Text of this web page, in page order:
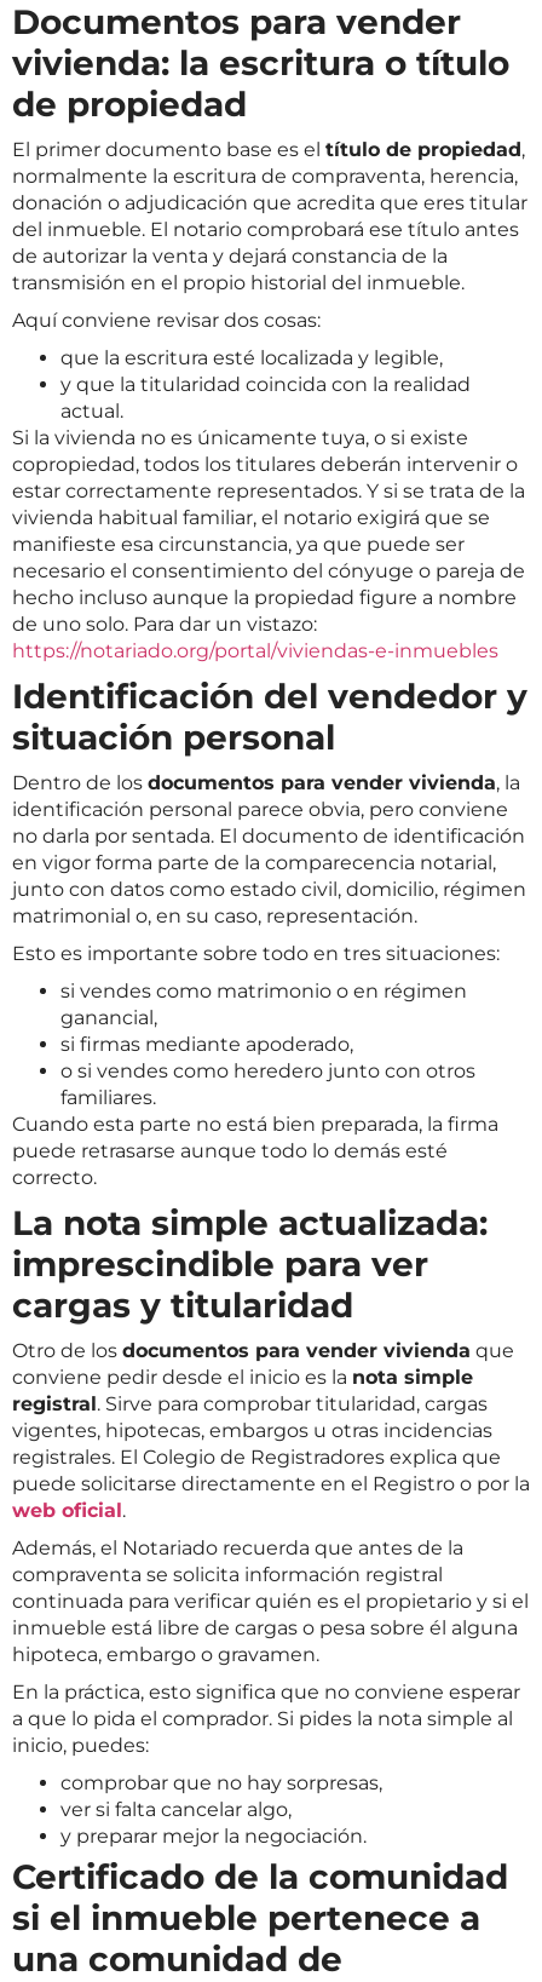
Documentos para vender
vivienda: la escritura o título
de propiedad
El primer documento base es el título de propiedad,
normalmente la escritura de compraventa, herencia,
donación o adjudicación que acredita que eres titular
del inmueble. El notario comprobará ese título antes
de autorizar la venta y dejará constancia de la
transmisión en el propio historial del inmueble.
Aquí conviene revisar dos cosas:
que la escritura esté localizada y legible,
y que la titularidad coincida con la realidad
actual.
Si la vivienda no es únicamente tuya, o si existe
copropiedad, todos los titulares deberán intervenir o
estar correctamente representados. Y si se trata de la
vivienda habitual familiar, el notario exigirá que se
manifieste esa circunstancia, ya que puede ser
necesario el consentimiento del cónyuge o pareja de
hecho incluso aunque la propiedad figure a nombre
de uno solo. Para dar un vistazo:
https://notariado.org/portal/viviendas-e-inmuebles
Identificación del vendedor y
situación personal
Dentro de los documentos para vender vivienda, la
identificación personal parece obvia, pero conviene
no darla por sentada. El documento de identificación
en vigor forma parte de la comparecencia notarial,
junto con datos como estado civil, domicilio, régimen
matrimonial o, en su caso, representación.
Esto es importante sobre todo en tres situaciones:
si vendes como matrimonio o en régimen
ganancial,
si firmas mediante apoderado,
o si vendes como heredero junto con otros
familiares.
Cuando esta parte no está bien preparada, la firma
puede retrasarse aunque todo lo demás esté
correcto.
La nota simple actualizada:
imprescindible para ver
cargas y titularidad
Otro de los documentos para vender vivienda que
conviene pedir desde el inicio es la nota simple
registral. Sirve para comprobar titularidad, cargas
vigentes, hipotecas, embargos u otras incidencias
registrales. El Colegio de Registradores explica que
puede solicitarse directamente en el Registro o por la
web oficial.
Además, el Notariado recuerda que antes de la
compraventa se solicita información registral
continuada para verificar quién es el propietario y si el
inmueble está libre de cargas o pesa sobre él alguna
hipoteca, embargo o gravamen.
En la práctica, esto significa que no conviene esperar
a que lo pida el comprador. Si pides la nota simple al
inicio, puedes:
comprobar que no hay sorpresas,
ver si falta cancelar algo,
y preparar mejor la negociación.
Certificado de la comunidad
si el inmueble pertenece a
una comunidad de